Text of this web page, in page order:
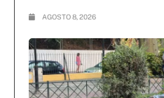
AGOSTO 8, 2026